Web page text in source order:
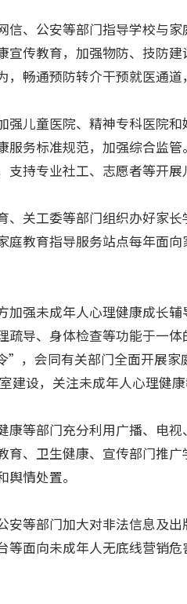
、公安等部门指导学校与家
传教育，加强物防、技防
畅通预防转介干预就医通道
儿童医院、精神专科医院和
务标准规范，加强综合监
持专业社工、志愿者等开展
关工委等部门组织办好家长
教育指导服务站点每年面
强未成年人心理健康成长辅
导、身体检查等功能于一
，会同有关部门全面开展家
设，关注未成年人心理健康
部门充分利用广播、电视
、卫生健康、宣传部门推
情处置。
等部门加大对非法信息及出
面向未成年人无底线营销